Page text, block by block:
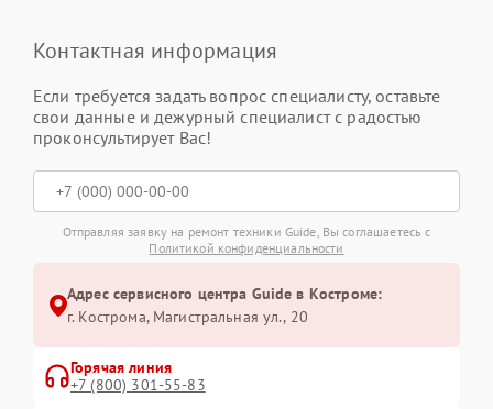
Контактная информация
Если требуется задать вопрос специалисту, оставьте
свои данные и дежурный специалист с радостью
проконсультирует Вас!
Отправляя заявку на ремонт техники Guide, Вы соглашаетесь с
Политикой конфиденциальности
Адрес сервисного центра Guide в Костроме:
г. Кострома, Магистральная ул., 20
Горячая линия
+7 (800) 301-55-83